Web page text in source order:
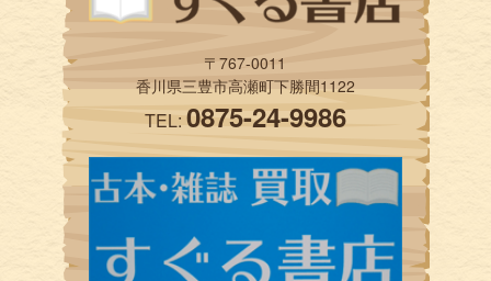
〒767-0011
香川県三豊市高瀬町下勝間1122
TEL:0875-24-9986